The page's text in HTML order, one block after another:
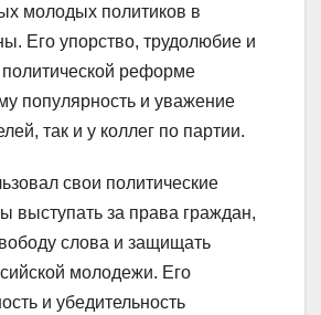
молодых политиков в
Его упорство, трудолюбие и
реформе
популярность и уважение
так и у коллег по партии.
свои политические
выступать за права граждан,
слова и защищать
молодежи. Его
и убедительность